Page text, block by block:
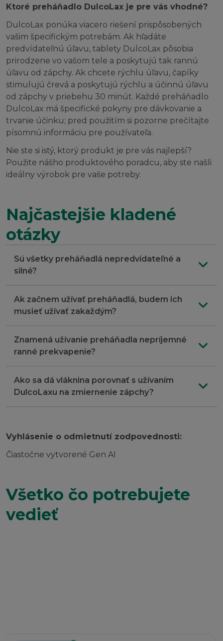
Ktoré preháňadlo DulcoLax je pre vás vhodné?
DulcoLax ponúka viacero riešení prispôsobených
vašim špecifickým potrebám. Ak hľadáte
predvídateľnú úľavu, tablety DulcoLax pôsobia
prirodzene vo vašom tele a poskytujú tak rannú
úľavu od zápchy. Ak chcete rýchlu úľavu, čapíky
stimulujú črevá a poskytujú rýchlu a účinnú úľavu
od zápchy v priebehu 30 minút. Každé preháňadlo
DulcoLax má špecifické pokyny pre dávkovanie a
trvanie účinku; pred použitím si pozorne prečítajte
písomnú informáciu pre používateľa.
Nie ste si istý, ktorý produkt je pre vás najlepší?
Použite nášho produktového poradcu, aby ste našli
ideálny výrobok pre vaše potreby.
Najčastejšie kladené
otázky
Sú všetky preháňadlá nepredvídateľné a
silné?
Ak začnem užívať preháňadlá, budem ich
musieť užívať zakaždým?
Znamená užívanie preháňadla nepríjemné
ranné prekvapenie?
Ako sa dá vláknina porovnať s užívaním
DulcoLaxu na zmiernenie zápchy?
Vyhlásenie o odmietnutí zodpovednosti:
Čiastočne vytvorené Gen AI
Všetko čo potrebujete
vedieť